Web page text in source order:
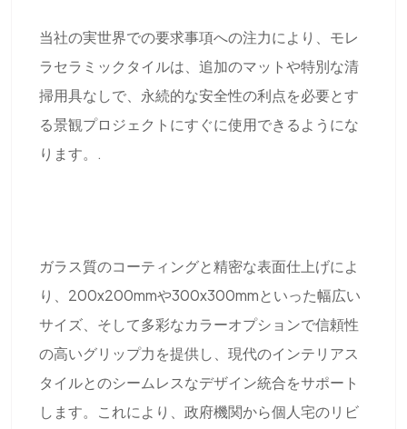
当社の実世界での要求事項への注力により、モレ
ラセラミックタイルは、追加のマットや特別な清
掃用具なしで、永続的な安全性の利点を必要とす
る景観プロジェクトにすぐに使用できるようにな
ります。.
ガラス質のコーティングと精密な表面仕上げによ
り、200x200mmや300x300mmといった幅広い
サイズ、そして多彩なカラーオプションで信頼性
の高いグリップ力を提供し、現代のインテリアス
タイルとのシームレスなデザイン統合をサポート
します。これにより、政府機関から個人宅のリビ